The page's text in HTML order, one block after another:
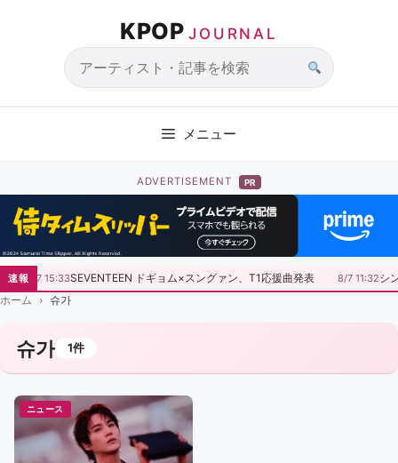
KPOP JOURNAL
サ
メニュー
ADVERTISEMENT PR
速報8/7 15:33SEVENTEEN ドギョム×スングァン、T1応援曲発表 8/7 11:32シ
ホーム
슈가
슈가 1件
ニュース